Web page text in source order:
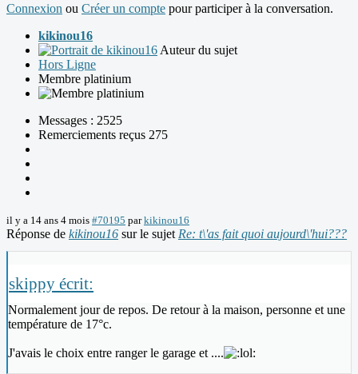
Connexion ou Créer un compte pour participer à la conversation.
kikinou16
Auteur du sujet
Hors Ligne
Membre platinium
Messages : 2525
Remerciements reçus 275
il y a 14 ans 4 mois #70195 parkikinou16
Réponse de kikinou16 sur le sujet Re: t\'as fait quoi aujourd\'hui???
skippy écrit:
Normalement jour de repos. De retour à la maison, personne et une
température de 17°c.
J'avais le choix entre ranger le garage et ....